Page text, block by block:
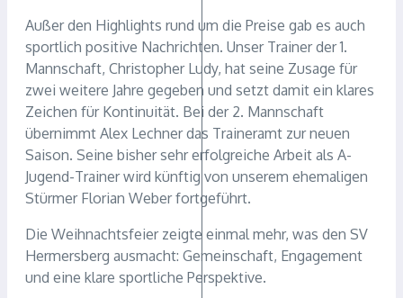
Außer den Highlights rund um die Preise gab es auch
sportlich positive Nachrichten. Unser Trainer der 1.
Mannschaft, Christopher Ludy, hat seine Zusage für
zwei weitere Jahre gegeben und setzt damit ein klares
Zeichen für Kontinuität. Bei der 2. Mannschaft
übernimmt Alex Lechner das Traineramt zur neuen
Saison. Seine bisher sehr erfolgreiche Arbeit als A-
Jugend-Trainer wird künftig von unserem ehemaligen
Stürmer Florian Weber fortgeführt.
Die Weihnachtsfeier zeigte einmal mehr, was den SV
Hermersberg ausmacht: Gemeinschaft, Engagement
und eine klare sportliche Perspektive.